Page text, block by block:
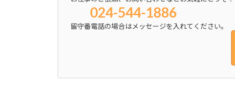
024-544-1886
留守番電話の場合はメッセージを入れてください。